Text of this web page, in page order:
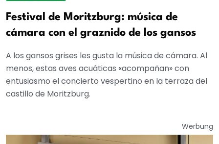
Festival de Moritzburg: música de
cámara con el graznido de los gansos
A los gansos grises les gusta la música de cámara. Al
menos, estas aves acuáticas «acompañan» con
entusiasmo el concierto vespertino en la terraza del
castillo de Moritzburg.
Werbung